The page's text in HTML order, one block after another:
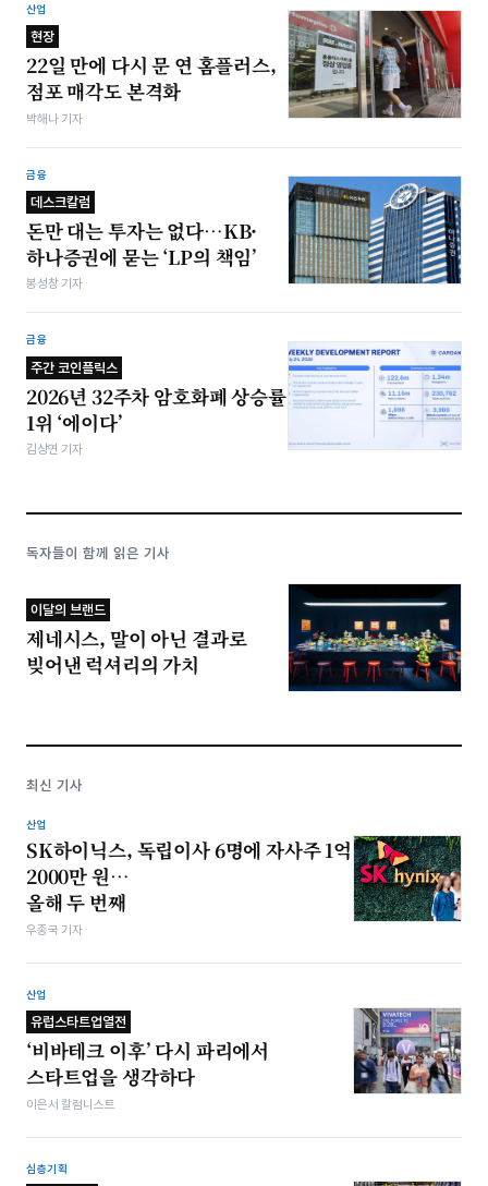
산업
현장
22일 만에 다시 문 연 홈플러스,
점포 매각도 본격화
박해나 기자
금융
데스크칼럼
돈만 대는 투자는 없다…KB·
하나증권에 묻는 ‘LP의 책임’
봉성창 기자
금융
주간 코인플릭스
2026년 32주차 암호화폐 상승률
1위 ‘에이다’
김상연 기자
독자들이 함께 읽은 기사
이달의 브랜드
제네시스, 말이 아닌 결과로
빚어낸 럭셔리의 가치
최신 기사
산업
SK하이닉스, 독립이사 6명에 자사주 1억
2000만 원…
올해 두 번째
우종국 기자
산업
유럽스타트업열전
‘비바테크 이후’ 다시 파리에서
스타트업을 생각하다
이은서 칼럼니스트
심층기획